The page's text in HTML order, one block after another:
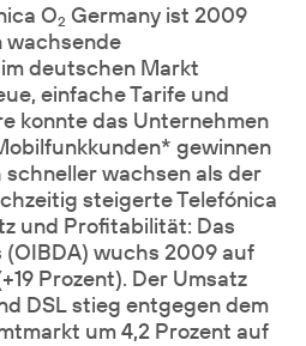
O2 Germany ist 2009
wachsende
deutschen Markt
einfache Tarife und
konnte das Unternehmen
gewinnen
wachsen als der
steigerte Telefónica
und Profitabilität: Das
wuchs 2009 auf
Prozent). Der Umsatz
DSL stieg entgegen dem
um 4,2 Prozent auf